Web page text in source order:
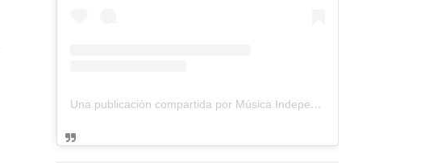
Una publicación compartida por Música Independiente Perú 🇵🇪 (@musica.independiente.peru)